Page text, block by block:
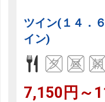
ツイン(１４．
イン)
7,150円～